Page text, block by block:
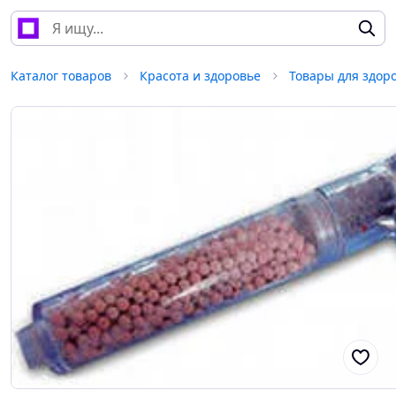
Каталог товаров Красота и здоровье Товары для